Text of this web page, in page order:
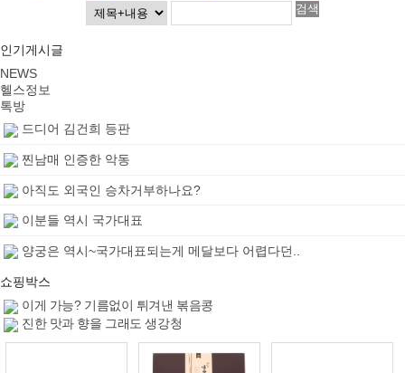
검색
인기게시글
NEWS
헬스정보
톡방
드디어 김건희 등판
찐남매 인증한 악동
아직도 외국인 승차거부하나요?
이분들 역시 국가대표
양궁은 역시~국가대표되는게 메달보다 어렵다던..
쇼핑박스
이게 가능? 기름없이 튀겨낸 볶음콩
진한 맛과 향을 그래도 생강청